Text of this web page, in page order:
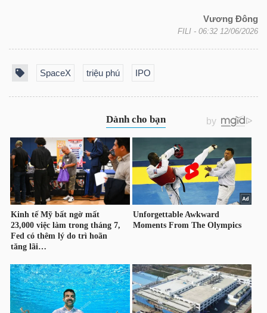
Vương Đông
FILI - 06:32 12/06/2026
SpaceX triệu phú IPO
DỮ
(-)
VS-
SECTOR
NĂNG
LƯỢNG